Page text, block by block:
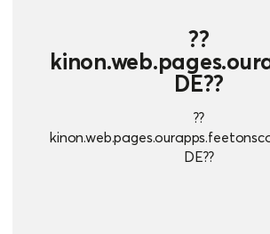
??
DE??
??
DE??